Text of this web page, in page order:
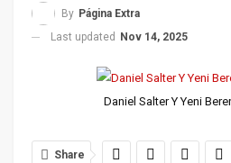
By Página Extra
Last updated Nov 14, 2025
Daniel Salter Y Yeni
Share